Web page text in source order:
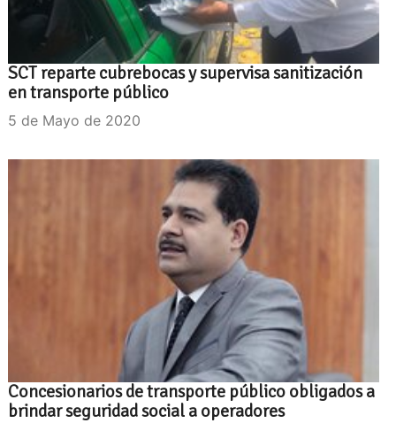
SCT reparte cubrebocas y supervisa sanitización
en transporte público
5 de Mayo de 2020
Concesionarios de transporte público obligados a
brindar seguridad social a operadores